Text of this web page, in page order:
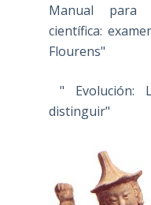
Manual para
científica:
Flourens"
" Evolución:
distinguir"